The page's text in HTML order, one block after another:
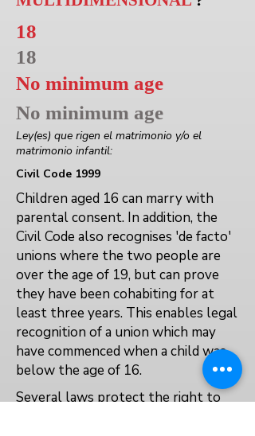
18
18
No minimum age
No minimum age
Ley(es) que rigen el matrimonio y/o el
matrimonio infantil:
Civil Code 1999
Children aged 16 can marry with
parental consent. In addition, the
Civil Code also recognises 'de facto'
unions where the two people are
over the age of 19, but can prove
they have been cohabiting for at
least three years. This enables legal
recognition of a union which may
have commenced when a child was
below the age of 16.
Several laws protect the right to